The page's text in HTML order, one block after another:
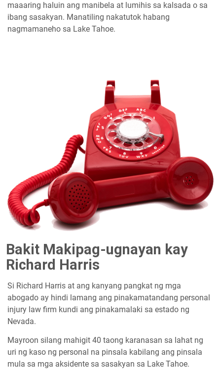
maaaring haluin ang manibela at lumihis sa kalsada o sa
ibang sasakyan. Manatiling nakatutok habang
nagmamaneho sa Lake Tahoe.
Bakit Makipag-ugnayan kay
Richard Harris
Si Richard Harris at ang kanyang pangkat ng mga
abogado ay hindi lamang ang pinakamatandang personal
injury law firm kundi ang pinakamalaki sa estado ng
Nevada.
Mayroon silang mahigit 40 taong karanasan sa lahat ng
uri ng kaso ng personal na pinsala kabilang ang pinsala
mula sa mga aksidente sa sasakyan sa Lake Tahoe.